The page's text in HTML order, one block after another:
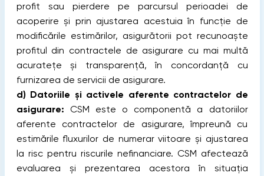
profit sau pierdere pe parcursul perioadei de
acoperire și prin ajustarea acestuia în funcție de
modificările estimărilor, asigurătorii pot recunoaște
profitul din contractele de asigurare cu mai multă
acuratețe și transparență, în concordanță cu
furnizarea de servicii de asigurare.
d) Datoriile și activele aferente contractelor de
asigurare: CSM este o componentă a datoriilor
aferente contractelor de asigurare, împreună cu
estimările fluxurilor de numerar viitoare și ajustarea
la risc pentru riscurile nefinanciare. CSM afectează
evaluarea și prezentarea acestora în situația